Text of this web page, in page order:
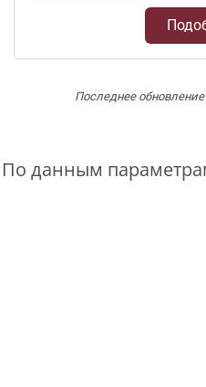
Последнее обновление
По данным